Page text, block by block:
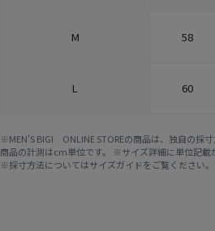
M 58
L 60
※MEN'S BIGI ONLINE STOREの商品は、独自の採寸
商品の計測はcm単位です。 ※サイズ詳細に単位記載
※採寸方法についてはサイズガイドをご覧ください。